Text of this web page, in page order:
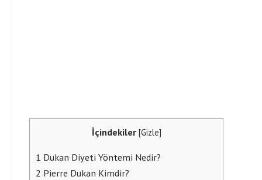
İçindekiler [Gizle]
1 Dukan Diyeti Yöntemi Nedir?
2 Pierre Dukan Kimdir?